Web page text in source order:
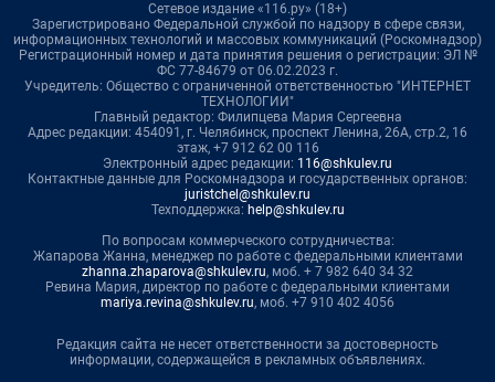
Сетевое издание «116.ру» (18+)
Зарегистрировано Федеральной службой по надзору в сфере связи,
информационных технологий и массовых коммуникаций (Роскомнадзор)
Регистрационный номер и дата принятия решения о регистрации: ЭЛ №
ФС 77-84679 от 06.02.2023 г.
Учредитель: Общество с ограниченной ответственностью "ИНТЕРНЕТ
ТЕХНОЛОГИИ"
Главный редактор: Филипцева Мария Сергеевна
Адрес редакции: 454091, г. Челябинск, проспект Ленина, 26А, стр.2, 16
этаж, +7 912 62 00 116
Электронный адрес редакции: 116@shkulev.ru
Контактные данные для Роскомнадзора и государственных органов:
juristchel@shkulev.ru
Техподдержка: help@shkulev.ru
По вопросам коммерческого сотрудничества:
Жапарова Жанна, менеджер по работе с федеральными клиентами
zhanna.zhaparova@shkulev.ru, моб. + 7 982 640 34 32
Ревина Мария, директор по работе с федеральными клиентами
mariya.revina@shkulev.ru, моб. +7 910 402 4056
Редакция сайта не несет ответственности за достоверность
информации, содержащейся в рекламных объявлениях.